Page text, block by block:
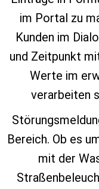
im Portal zu
Kunden im
und Zeitpunkt
Werte im
verarbeiten
Bereich. Ob es
mit der